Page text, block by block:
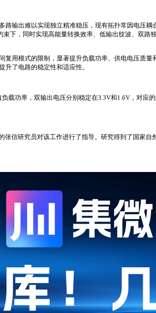
输出难以实现独立精准稳压，现有拓扑常因电压
下，同时实现高能量转换效率、低输出纹波、双路
用模式的限制，显著提升负载功率、供电电压质
了电路的稳定性和适应性。
载功率，双输出电压分别稳定在3.3V和1.6V，对应
信研究员对该工作进行了指导。研究得到了国家